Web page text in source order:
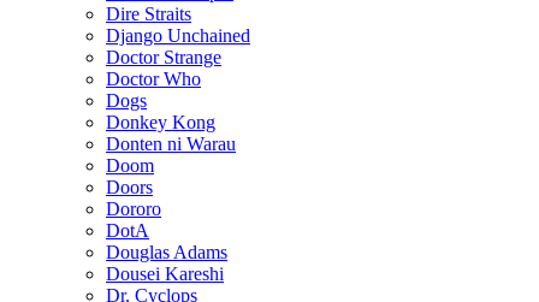
Dire Straits
Django Unchained
Doctor Strange
Doctor Who
Dogs
Donkey Kong
Donten ni Warau
Doom
Doors
Dororo
DotA
Douglas Adams
Dousei Kareshi
Dr. Cyclops